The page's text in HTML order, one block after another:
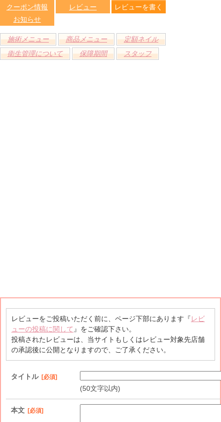
クーポン情報
レビュー
レビューを書く
お知らせ
施術メニュー 商品メニュー
定額ネイル
衛生管理について
保障期間 スタッフ
レビューをご投稿いただく前に、ページ下部にあります『レビ
ューの投稿に関して 』をご確認下さい。
投稿されたレビューは、当サイトもしくはレビュー対象先店舗
の承認後に公開となりますので、ご了承ください。
タイトル [必須]
(50文字以内)
本文 [必須]